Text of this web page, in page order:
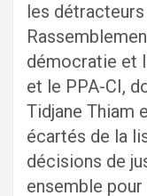
les détracteurs
démocratie et
et le PPA-CI,
Tidjane Thiam
écartés de la
décisions de
ensemble